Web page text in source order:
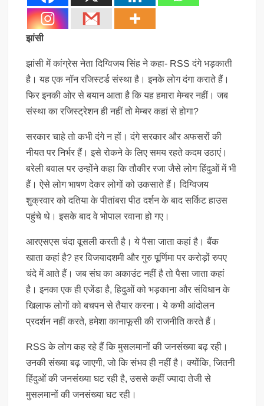
झांसी
झांसी में कांग्रेस नेता दिग्विजय सिंह ने कहा- RSS दंगे भड़काती
है। यह एक नॉन रजिस्टर्ड संस्था है। इनके लोग दंगा कराते हैं।
फिर इनकी ओर से बयान आता है कि यह हमारा मेम्बर नहीं। जब
संस्था का रजिस्ट्रेशन ही नहीं तो मेम्बर कहां से होगा?
सरकार चाहे तो कभी दंगे न हों। दंगे सरकार और अफसरों की
नीयत पर निर्भर हैं। इसे रोकने के लिए समय रहते कदम उठाएं।
बरेली बवाल पर उन्होंने कहा कि तौकीर रजा जैसे लोग हिंदुओं में भी
हैं। ऐसे लोग भाषण देकर लोगों को उकसाते हैं। दिग्विजय
शुक्रवार को दतिया के पीतांबरा पीठ दर्शन के बाद सर्किट हाउस
पहुंचे थे। इसके बाद वे भोपाल रवाना हो गए।
आरएसएस चंदा वूसली करती है। ये पैसा जाता कहां है। बैंक
खाता कहां है? हर विजयादशमी और गुरु पूर्णिमा पर करोड़ों रुपए
चंदे में आते हैं। जब संघ का अकाउंट नहीं है तो पैसा जाता कहां
है। इनका एक ही एजेंडा है, हिदुओं को भड़काना और संविधान के
खिलाफ लोगों को बचपन से तैयार करना। ये कभी आंदोलन
प्रदर्शन नहीं करते, हमेशा कानाफूसी की राजनीति करते हैं।
RSS के लोग कह रहे हैं कि मुसलमानों की जनसंख्या बढ़ रही।
उनकी संख्या बढ़ जाएगी, जो कि संभव ही नहीं है। क्योंकि, जितनी
हिंदुओं की जनसंख्या घट रही है, उससे कहीं ज्यादा तेजी से
मुसलमानों की जनसंख्या घट रही।